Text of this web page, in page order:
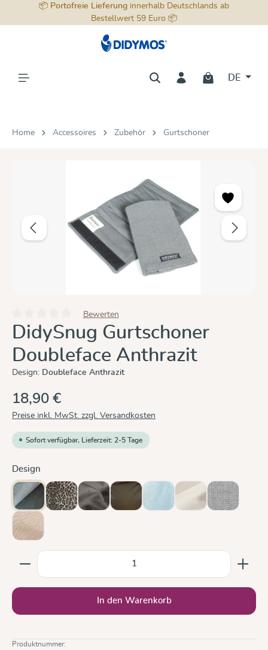
springen
📦 Portofreie Lieferung innerhalb Deutschlands ab
Bestellwert 59 Euro 📦
DE
Home Accessoires Zubehör Gurtschoner
Durchschnittliche Bewertung von 0 von 5 Sternen
Bewerten
DidySnug Gurtschoner
Doubleface Anthrazit
Design: Doubleface Anthrazit
18,90 €
Preise inkl. MwSt. zzgl. Versandkosten
Sofort verfügbar, Lieferzeit: 2-5 Tage
Design
Doubleface Anthrazit
Leo Mocca Olive Ozean Sand
(Diese Option ist
Silber
Zimt
Produkt Anzahl: Gib den gewünschten Wert ein
In den Warenkorb
Produktnummer: